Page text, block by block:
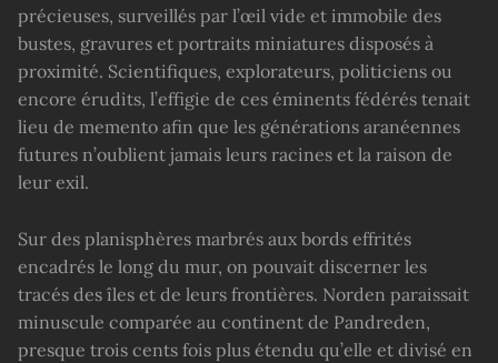
précieuses, surveillés par l’œil vide et immobile des
bustes, gravures et portraits miniatures disposés à
proximité. Scientifiques, explorateurs, politiciens ou
encore érudits, l’effigie de ces éminents fédérés tenait
lieu de memento afin que les générations aranéennes
futures n’oublient jamais leurs racines et la raison de
leur exil.
Sur des planisphères marbrés aux bords effrités
encadrés le long du mur, on pouvait discerner les
tracés des îles et de leurs frontières. Norden paraissait
minuscule comparée au continent de Pandreden,
presque trois cents fois plus étendu qu’elle et divisé en